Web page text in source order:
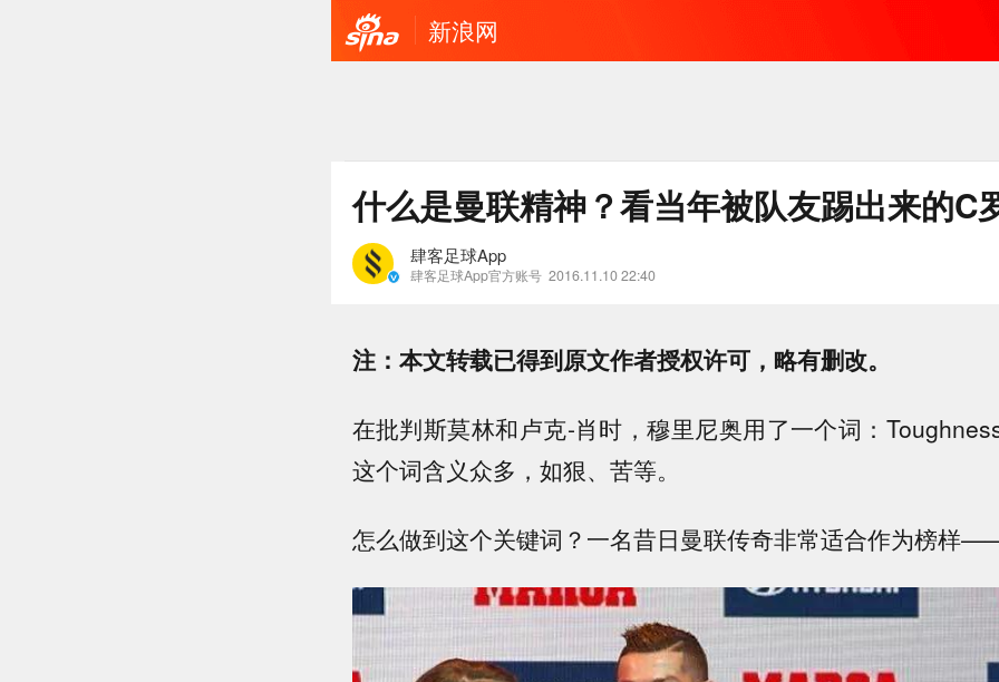
新浪网
什么是曼联精神？看当年被队友踢出来的C
肆客足球App
肆客足球App官方账号 2016.11.10 22:40
注：本文转载已得到原文作者授权许可，略有删改。
在批判斯莫林和卢克-肖时，穆里尼奥用了一个词：
这个词含义众多，如狠、苦等。
怎么做到这个关键词？一名昔日曼联传奇非常适合作为榜样